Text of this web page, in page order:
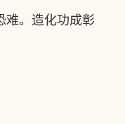
难。造化功成彰